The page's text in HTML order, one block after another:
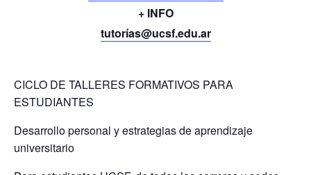
+ INFO
tutorías@ucsf.edu.ar
CICLO DE TALLERES FORMATIVOS PARA
ESTUDIANTES
Desarrollo personal y estrategias de aprendizaje
universitario